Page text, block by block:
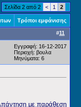
Σελίδα 2 από 2 < 1 2
Τρόποι εμφάνισης
#11
Εγγραφή: 16-12-2017
Περιοχή: βουλα
Μηνύματα: 6